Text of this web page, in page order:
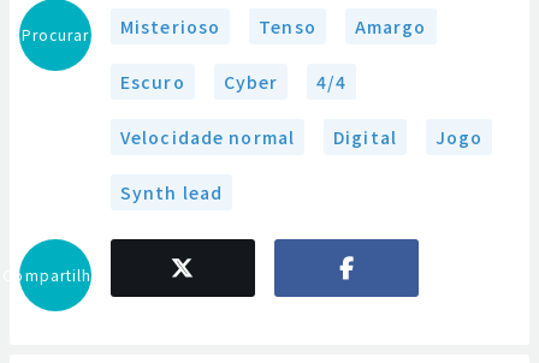
Procurar Misterioso Tenso Amargo
Escuro Cyber 4/4
Velocidade normal Digital Jogo
Synth lead
Compartilhar